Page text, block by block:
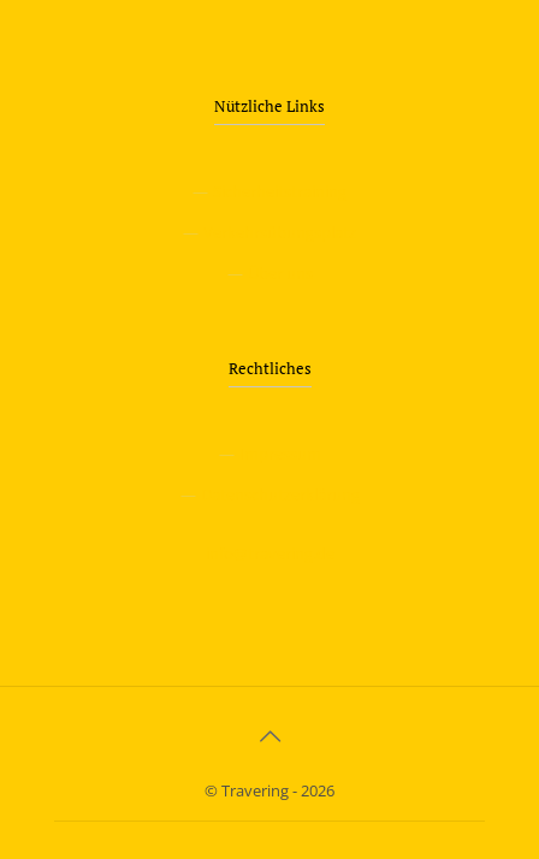
Nützliche Links
—
—
—
Rechtliches
—
—
© Travering - 2026